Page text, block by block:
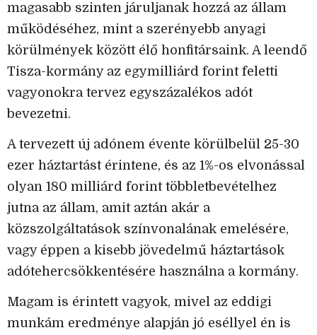
magasabb szinten járuljanak hozzá az állam
működéséhez, mint a szerényebb anyagi
körülmények között élő honfitársaink. A leendő
Tisza-kormány az egymilliárd forint feletti
vagyonokra tervez egyszázalékos adót
bevezetni.
A tervezett új adónem évente körülbelül 25-30
ezer háztartást érintene, és az 1%-os elvonással
olyan 180 milliárd forint többletbevételhez
jutna az állam, amit aztán akár a
közszolgáltatások színvonalának emelésére,
vagy éppen a kisebb jövedelmű háztartások
adótehercsökkentésére használna a kormány.
Magam is érintett vagyok, mivel az eddigi
munkám eredménye alapján jó eséllyel én is